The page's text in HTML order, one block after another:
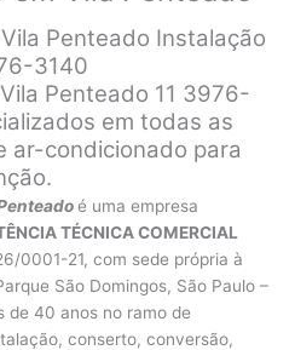
Penteado Instalação
3140
Penteado 11 3976-
em todas as
ar-condicionado para
é uma empresa
TÉCNICA COMERCIAL
0001-21, com sede própria à
São Domingos, São Paulo –
de 40 anos no ramo de
conserto, conversão,